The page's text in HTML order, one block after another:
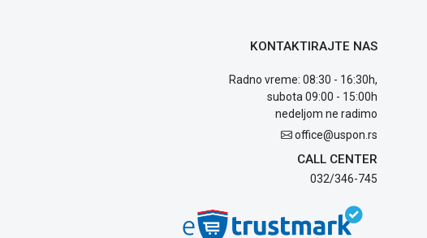
KONTAKTIRAJTE NAS
Radno vreme: 08:30 - 16:30h,
subota 09:00 - 15:00h
nedeljom ne radimo
office@uspon.rs
CALL CENTER
032/346-745